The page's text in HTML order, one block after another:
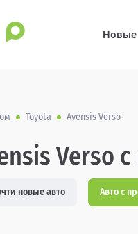
Новые
Toyota Avensis Verso
Verso
новые авто Авто с